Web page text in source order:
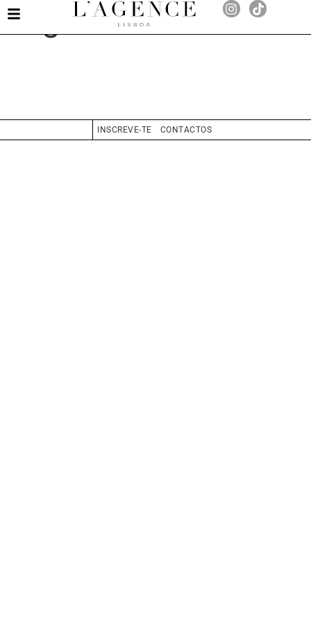
Olga Duarte
INSCREVE-TE CONTACTOS